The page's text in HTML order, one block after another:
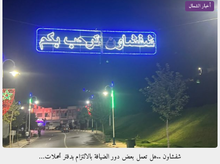
أخبار الشمال
شفشاون ..هل تعمل بعض دور الضيافة بالالتزام بدفتر تحملات…